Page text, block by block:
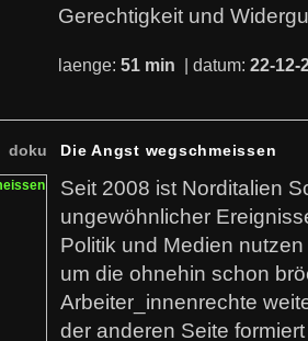
Gerechtigkeit und
laenge: 51 min | datum: 22-12-
doku Die Angst wegschmeissen
Seit 2008 ist Norditalien
ungewöhnlicher
Politik und Medien
um die ohnehin schon
Arbeiter_innenrechte
der anderen Seite